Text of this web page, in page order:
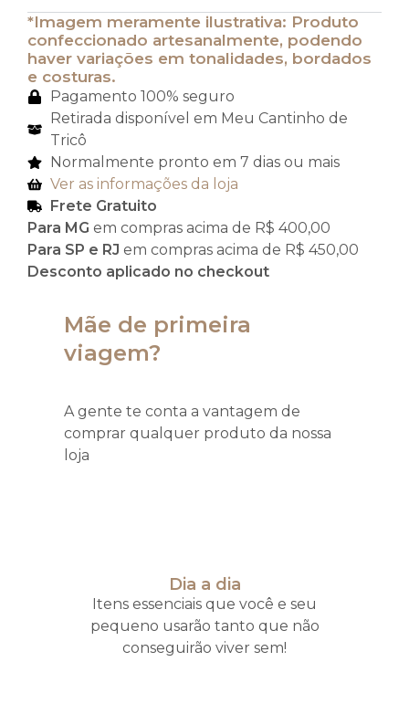
*Imagem meramente ilustrativa: Produto
confeccionado artesanalmente, podendo
haver variações em tonalidades, bordados
e costuras.
Pagamento 100% seguro
Retirada disponível em Meu Cantinho de
Tricô
Normalmente pronto em 7 dias ou mais
Ver as informações da loja
Frete Gratuito
Para MG em compras acima de R$ 400,00
Para SP e RJ em compras acima de R$ 450,00
Desconto aplicado no checkout
Mãe de primeira
viagem?
A gente te conta a vantagem de
comprar qualquer produto da nossa
loja
Dia a dia
Itens essenciais que você e seu
pequeno usarão tanto que não
conseguirão viver sem!